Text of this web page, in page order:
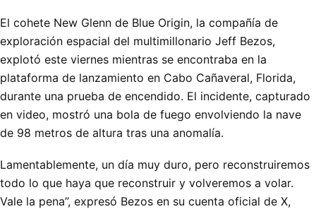
El cohete New Glenn de Blue Origin, la compañía de
exploración espacial del multimillonario Jeff Bezos,
explotó este viernes mientras se encontraba en la
plataforma de lanzamiento en Cabo Cañaveral, Florida,
durante una prueba de encendido. El incidente, capturado
en video, mostró una bola de fuego envolviendo la nave
de 98 metros de altura tras una anomalía.
Lamentablemente, un día muy duro, pero reconstruiremos
todo lo que haya que reconstruir y volveremos a volar.
Vale la pena”, expresó Bezos en su cuenta oficial de X,